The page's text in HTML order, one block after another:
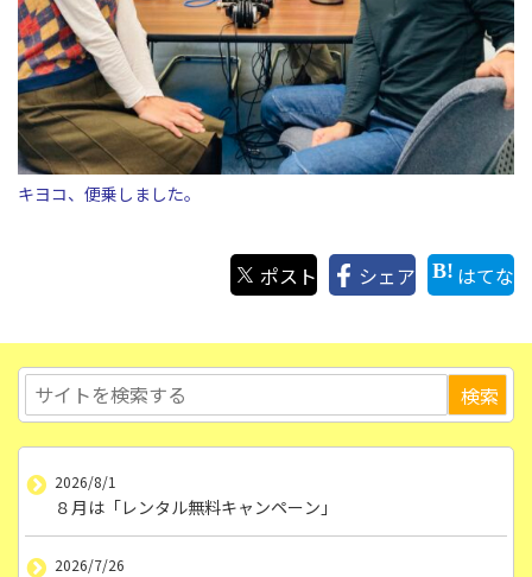
キヨコ、便乗しました。
ポスト シェア はてな
2026/8/1
８月は「レンタル無料キャンペーン」
2026/7/26